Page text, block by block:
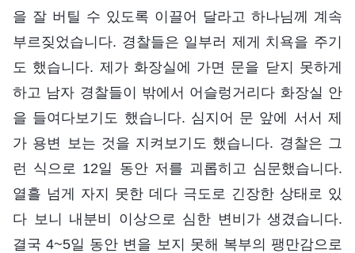
을 잘 버틸 수 있도록 이끌어 달라고 하나님께 계속
부르짖었습니다. 경찰들은 일부러 제게 치욕을 주기
도 했습니다. 제가 화장실에 가면 문을 닫지 못하게
하고 남자 경찰들이 밖에서 어슬렁거리다 화장실 안
을 들여다보기도 했습니다. 심지어 문 앞에 서서 제
가 용변 보는 것을 지켜보기도 했습니다. 경찰은 그
런 식으로 12일 동안 저를 괴롭히고 심문했습니다.
열흘 넘게 자지 못한 데다 극도로 긴장한 상태로 있
다 보니 내분비 이상으로 심한 변비가 생겼습니다.
결국 4~5일 동안 변을 보지 못해 복부의 팽만감으로